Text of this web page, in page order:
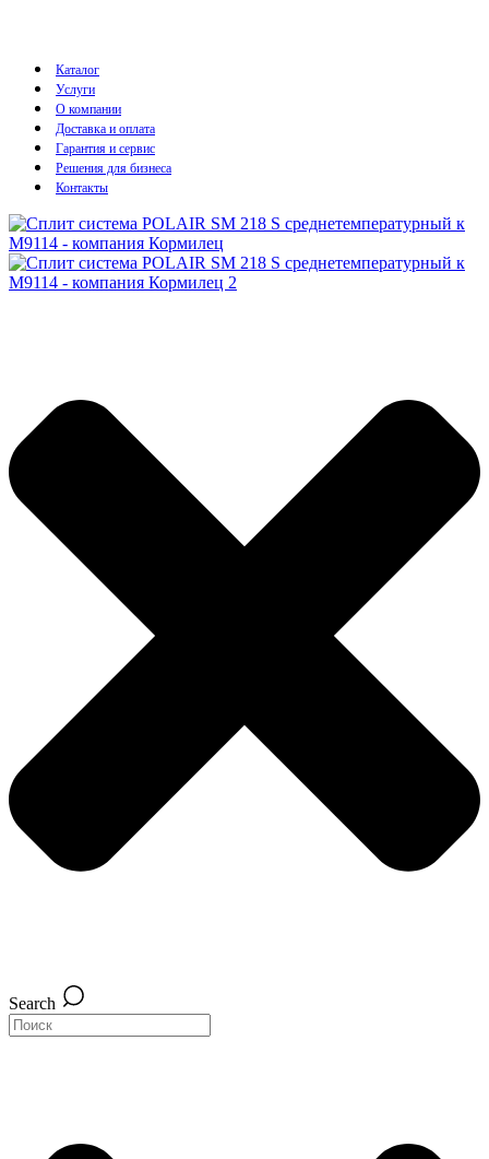
Каталог
Услуги
О компании
Доставка и оплата
Гарантия и сервис
Решения для бизнеса
Контакты
Search